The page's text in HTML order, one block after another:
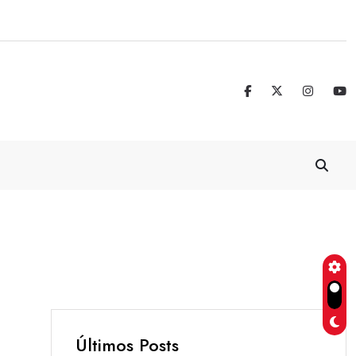
Últimos Posts